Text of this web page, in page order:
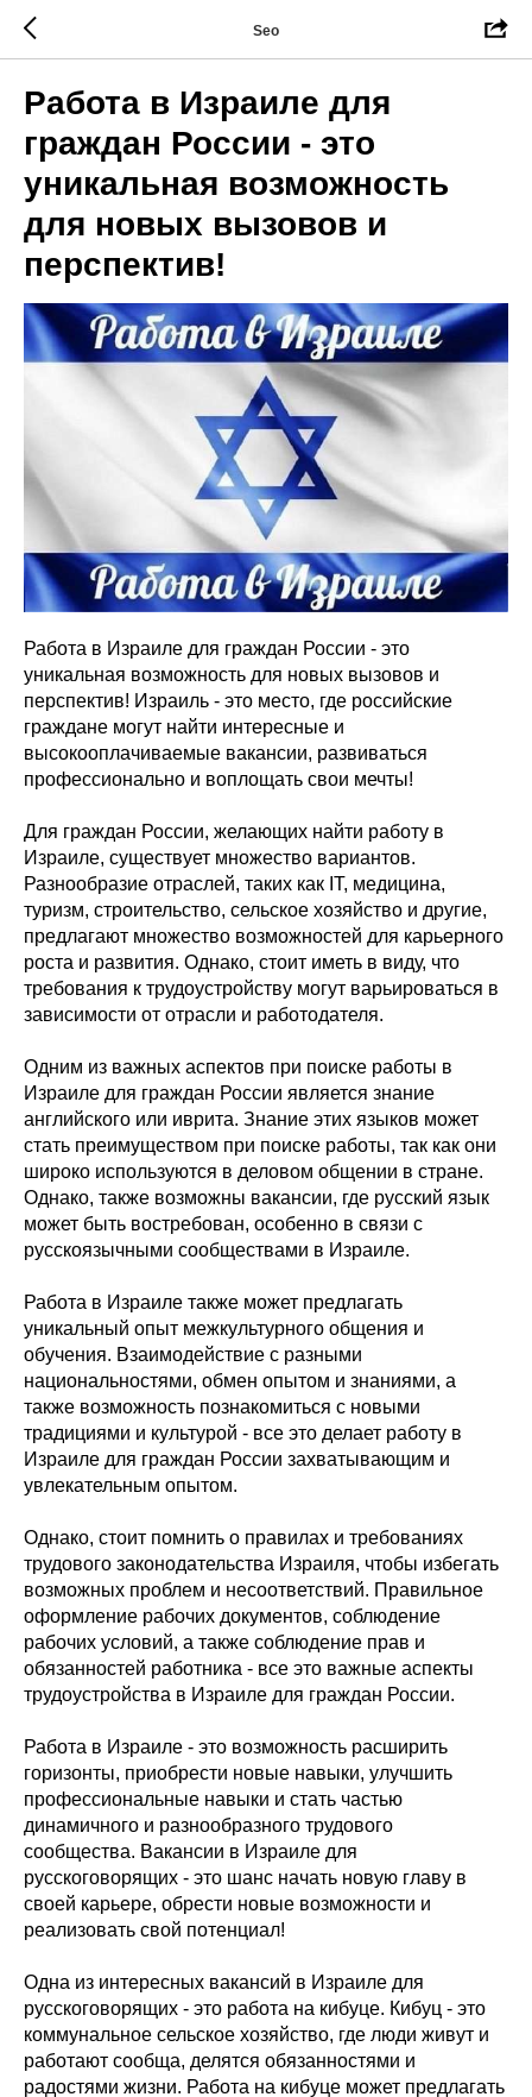
Seo
Работа в Израиле для
граждан России - это
уникальная возможность
для новых вызовов и
перспектив!
Работа в Израиле для граждан России - это
уникальная возможность для новых вызовов и
перспектив! Израиль - это место, где российские
граждане могут найти интересные и
высокооплачиваемые вакансии, развиваться
профессионально и воплощать свои мечты!
Для граждан России, желающих найти работу в
Израиле, существует множество вариантов.
Разнообразие отраслей, таких как IT, медицина,
туризм, строительство, сельское хозяйство и другие,
предлагают множество возможностей для карьерного
роста и развития. Однако, стоит иметь в виду, что
требования к трудоустройству могут варьироваться в
зависимости от отрасли и работодателя.
Одним из важных аспектов при поиске работы в
Израиле для граждан России является знание
английского или иврита. Знание этих языков может
стать преимуществом при поиске работы, так как они
широко используются в деловом общении в стране.
Однако, также возможны вакансии, где русский язык
может быть востребован, особенно в связи с
русскоязычными сообществами в Израиле.
Работа в Израиле также может предлагать
уникальный опыт межкультурного общения и
обучения. Взаимодействие с разными
национальностями, обмен опытом и знаниями, а
также возможность познакомиться с новыми
традициями и культурой - все это делает работу в
Израиле для граждан России захватывающим и
увлекательным опытом.
Однако, стоит помнить о правилах и требованиях
трудового законодательства Израиля, чтобы избегать
возможных проблем и несоответствий. Правильное
оформление рабочих документов, соблюдение
рабочих условий, а также соблюдение прав и
обязанностей работника - все это важные аспекты
трудоустройства в Израиле для граждан России.
Работа в Израиле - это возможность расширить
горизонты, приобрести новые навыки, улучшить
профессиональные навыки и стать частью
динамичного и разнообразного трудового
сообщества. Вакансии в Израиле для
русскоговорящих - это шанс начать новую главу в
своей карьере, обрести новые возможности и
реализовать свой потенциал!
Одна из интересных вакансий в Израиле для
русскоговорящих - это работа на кибуце. Кибуц - это
коммунальное сельское хозяйство, где люди живут и
работают сообща, делятся обязанностями и
радостями жизни. Работа на кибуце может предлагать